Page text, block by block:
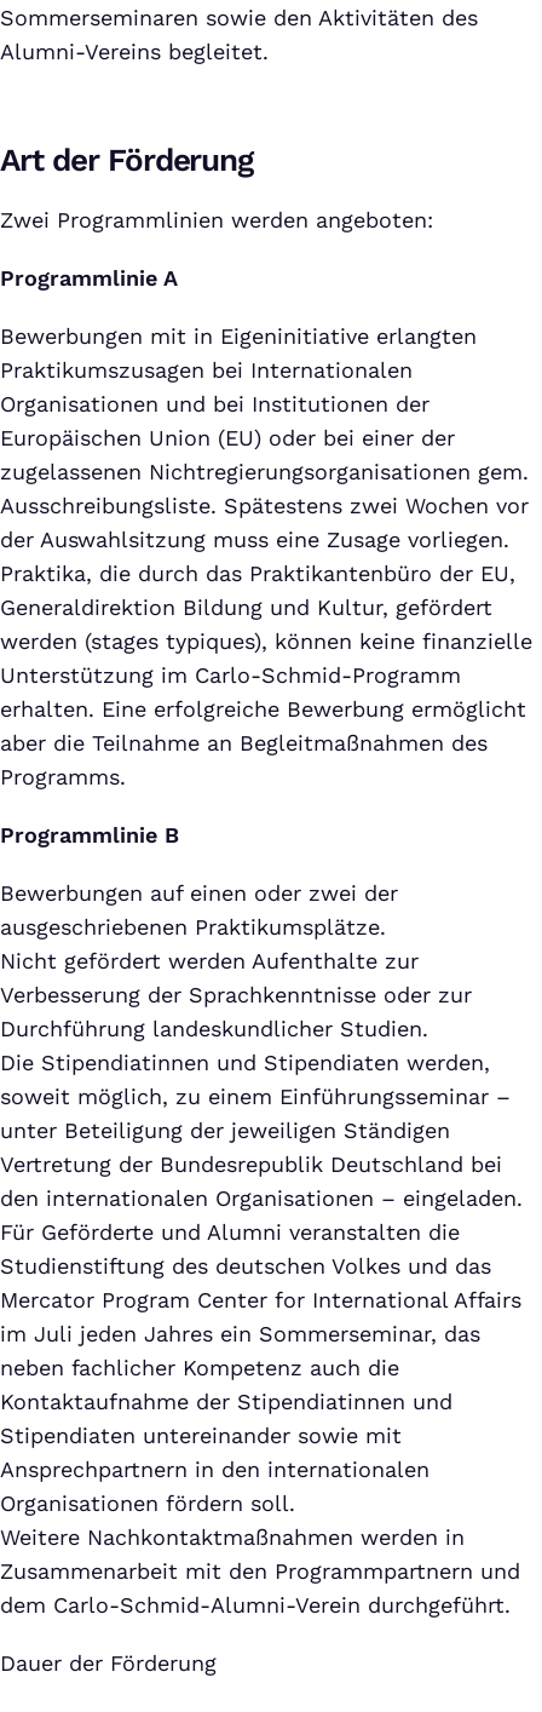
Sommerseminaren sowie den Aktivitäten des
Alumni-Vereins begleitet.
Art der Förderung
Zwei Programmlinien werden angeboten:
Programmlinie A
Bewerbungen mit in Eigeninitiative erlangten
Praktikumszusagen bei Internationalen
Organisationen und bei Institutionen der
Europäischen Union (EU) oder bei einer der
zugelassenen Nichtregierungsorganisationen gem.
Ausschreibungsliste. Spätestens zwei Wochen vor
der Auswahlsitzung muss eine Zusage vorliegen.
Praktika, die durch das Praktikantenbüro der EU,
Generaldirektion Bildung und Kultur, gefördert
werden (stages typiques), können keine finanzielle
Unterstützung im Carlo-Schmid-Programm
erhalten. Eine erfolgreiche Bewerbung ermöglicht
aber die Teilnahme an Begleitmaßnahmen des
Programms.
Programmlinie B
Bewerbungen auf einen oder zwei der
ausgeschriebenen Praktikumsplätze.
Nicht gefördert werden Aufenthalte zur
Verbesserung der Sprachkenntnisse oder zur
Durchführung landeskundlicher Studien.
Die Stipendiatinnen und Stipendiaten werden,
soweit möglich, zu einem Einführungsseminar –
unter Beteiligung der jeweiligen Ständigen
Vertretung der Bundesrepublik Deutschland bei
den internationalen Organisationen – eingeladen.
Für Geförderte und Alumni veranstalten die
Studienstiftung des deutschen Volkes und das
Mercator Program Center for International Affairs
im Juli jeden Jahres ein Sommerseminar, das
neben fachlicher Kompetenz auch die
Kontaktaufnahme der Stipendiatinnen und
Stipendiaten untereinander sowie mit
Ansprechpartnern in den internationalen
Organisationen fördern soll.
Weitere Nachkontaktmaßnahmen werden in
Zusammenarbeit mit den Programmpartnern und
dem Carlo-Schmid-Alumni-Verein durchgeführt.
Dauer der Förderung